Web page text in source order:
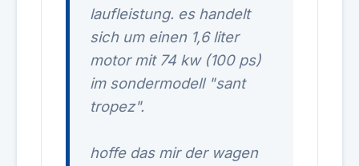
laufleistung. es handelt
sich um einen 1,6 liter
motor mit 74 kw (100 ps)
im sondermodell "sant
tropez".
hoffe das mir der wagen